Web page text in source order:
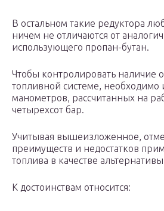
В остальном такие редуктора
ничем не отличаются от
использующего пропан-бутан.
Чтобы контролировать наличие
топливной системе, необходимо
манометров, рассчитанных на
четырехсот бар.
Учитывая вышеизложенное,
преимуществ и недостатков
топлива в качестве
К достоинствам относится: